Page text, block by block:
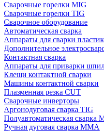
Сварочные горелки MIG
Сварочные горелки TIG
Сварочное оборудование
Автоматическая сварка
Аппараты для сварки
Дополнительное
Контактная сварка
Аппараты для приварки
Клещи контактной сварки
Машины контактной сварки
Плазменная резка CUT
Сварочные инверторы
Аргонодуговая сварка TIG
Полуавтоматическая сварка
Ручная дуговая сварка MMA